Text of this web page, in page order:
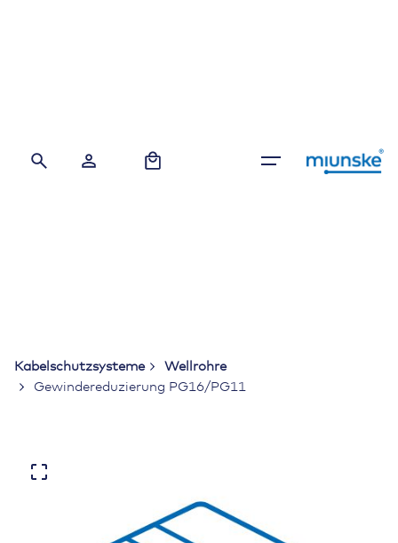
Kabelschutzsysteme
Wellrohre
Gewindereduzierung PG16/PG11